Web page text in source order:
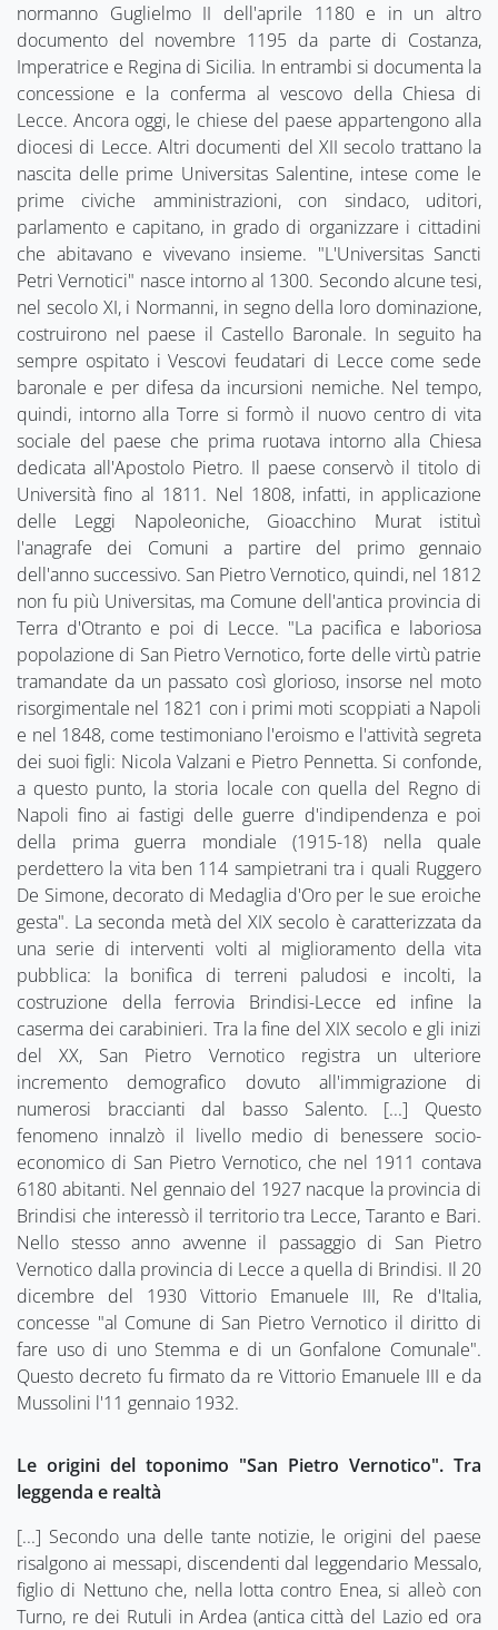
normanno Guglielmo II dell'aprile 1180 e in un altro
documento del novembre 1195 da parte di Costanza,
Imperatrice e Regina di Sicilia. In entrambi si documenta la
concessione e la conferma al vescovo della Chiesa di
Lecce. Ancora oggi, le chiese del paese appartengono alla
diocesi di Lecce. Altri documenti del XII secolo trattano la
nascita delle prime Universitas Salentine, intese come le
prime civiche amministrazioni, con sindaco, uditori,
parlamento e capitano, in grado di organizzare i cittadini
che abitavano e vivevano insieme. "L'Universitas Sancti
Petri Vernotici" nasce intorno al 1300. Secondo alcune tesi,
nel secolo XI, i Normanni, in segno della loro dominazione,
costruirono nel paese il Castello Baronale. In seguito ha
sempre ospitato i Vescovi feudatari di Lecce come sede
baronale e per difesa da incursioni nemiche. Nel tempo,
quindi, intorno alla Torre si formò il nuovo centro di vita
sociale del paese che prima ruotava intorno alla Chiesa
dedicata all'Apostolo Pietro. Il paese conservò il titolo di
Università fino al 1811. Nel 1808, infatti, in applicazione
delle Leggi Napoleoniche, Gioacchino Murat istituì
l'anagrafe dei Comuni a partire del primo gennaio
dell'anno successivo. San Pietro Vernotico, quindi, nel 1812
non fu più Universitas, ma Comune dell'antica provincia di
Terra d'Otranto e poi di Lecce. "La pacifica e laboriosa
popolazione di San Pietro Vernotico, forte delle virtù patrie
tramandate da un passato così glorioso, insorse nel moto
risorgimentale nel 1821 con i primi moti scoppiati a Napoli
e nel 1848, come testimoniano l'eroismo e l'attività segreta
dei suoi figli: Nicola Valzani e Pietro Pennetta. Si confonde,
a questo punto, la storia locale con quella del Regno di
Napoli fino ai fastigi delle guerre d'indipendenza e poi
della prima guerra mondiale (1915-18) nella quale
perdettero la vita ben 114 sampietrani tra i quali Ruggero
De Simone, decorato di Medaglia d'Oro per le sue eroiche
gesta". La seconda metà del XIX secolo è caratterizzata da
una serie di interventi volti al miglioramento della vita
pubblica: la bonifica di terreni paludosi e incolti, la
costruzione della ferrovia Brindisi-Lecce ed infine la
caserma dei carabinieri. Tra la fine del XIX secolo e gli inizi
del XX, San Pietro Vernotico registra un ulteriore
incremento demografico dovuto all'immigrazione di
numerosi braccianti dal basso Salento. [...] Questo
fenomeno innalzò il livello medio di benessere socio-
economico di San Pietro Vernotico, che nel 1911 contava
6180 abitanti. Nel gennaio del 1927 nacque la provincia di
Brindisi che interessò il territorio tra Lecce, Taranto e Bari.
Nello stesso anno avvenne il passaggio di San Pietro
Vernotico dalla provincia di Lecce a quella di Brindisi. Il 20
dicembre del 1930 Vittorio Emanuele III, Re d'Italia,
concesse "al Comune di San Pietro Vernotico il diritto di
fare uso di uno Stemma e di un Gonfalone Comunale".
Questo decreto fu firmato da re Vittorio Emanuele III e da
Mussolini l'11 gennaio 1932.
Le origini del toponimo "San Pietro Vernotico". Tra
leggenda e realtà
[...] Secondo una delle tante notizie, le origini del paese
risalgono ai messapi, discendenti dal leggendario Messalo,
figlio di Nettuno che, nella lotta contro Enea, si alleò con
Turno, re dei Rutuli in Ardea (antica città del Lazio ed ora